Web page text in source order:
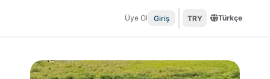
Üye Ol Giriş TRY Türkçe